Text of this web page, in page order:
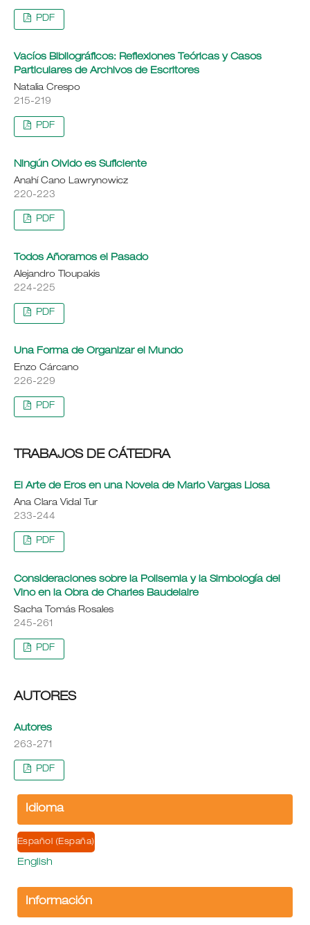
PDF
Vacíos Bibliográficos: Reflexiones Teóricas y Casos
Particulares de Archivos de Escritores
Natalia Crespo
215-219
PDF
Ningún Olvido es Suficiente
Anahí Cano Lawrynowicz
220-223
PDF
Todos Añoramos el Pasado
Alejandro Tloupakis
224-225
PDF
Una Forma de Organizar el Mundo
Enzo Cárcano
226-229
PDF
TRABAJOS DE CÁTEDRA
El Arte de Eros en una Novela de Mario Vargas Llosa
Ana Clara Vidal Tur
233-244
PDF
Consideraciones sobre la Polisemia y la Simbología del
Vino en la Obra de Charles Baudelaire
Sacha Tomás Rosales
245-261
PDF
AUTORES
Autores
263-271
PDF
Idioma
Español (España)
English
Información